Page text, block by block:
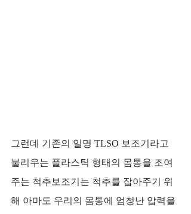
그런데 기존의 일명 TLSO 보조기라고
불리우는 플라스틱 형태의 몸통을 조여
주는 척추보조기는 척추를 잡아주기 위
해 아마도 우리의 몸통에 엄청난 압력을